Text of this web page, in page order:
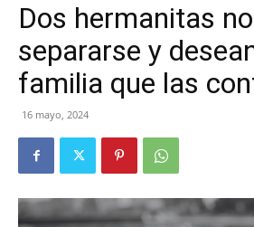
Dos hermanitas
separarse y
familia que las
16 mayo, 2024